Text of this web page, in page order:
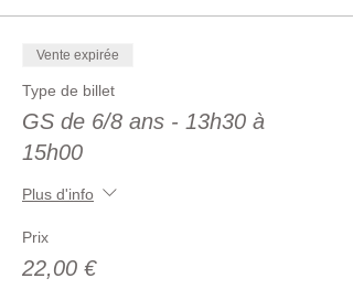
Vente expirée
Type de billet
GS de 6/8 ans - 13h30 à
15h00
Plus d'info
Prix
22,00 €